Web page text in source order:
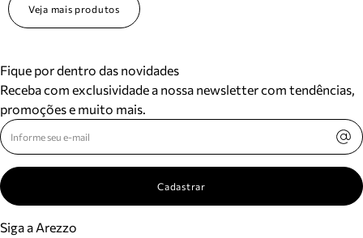
Veja mais produtos
Fique por dentro das novidades
Receba com exclusividade a nossa newsletter com tendências,
promoções e muito mais.
Cadastrar
Siga a Arezzo